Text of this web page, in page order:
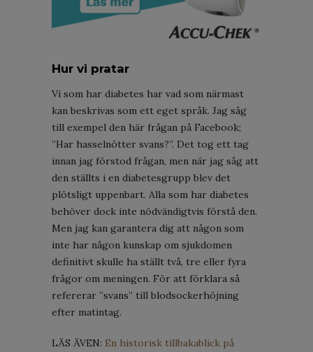
Hur vi pratar
Vi som har diabetes har vad som närmast
kan beskrivas som ett eget språk. Jag såg
till exempel den här frågan på Facebook;
”Har hasselnötter svans?”. Det tog ett tag
innan jag förstod frågan, men när jag såg att
den ställts i en diabetesgrupp blev det
plötsligt uppenbart. Alla som har diabetes
behöver dock inte nödvändigtvis förstå den.
Men jag kan garantera dig att någon som
inte har någon kunskap om sjukdomen
definitivt skulle ha ställt två, tre eller fyra
frågor om meningen. För att förklara så
refererar ”svans” till blodsockerhöjning
efter matintag.
LÄS ÄVEN: En historisk tillbakablick på